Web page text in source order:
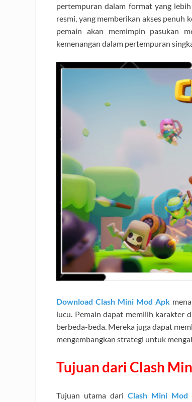
pertempuran dalam format yang
resmi, yang memberikan akses penuh
pemain akan memimpin pasukan
kemenangan dalam pertempuran
Download Clash Mini Mod Apk
lucu. Pemain dapat memilih karakter
berbeda-beda. Mereka juga dapat
mengembangkan strategi untuk
Tujuan dari Clash
Tujuan utama dariClash Mini Mod